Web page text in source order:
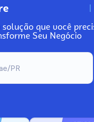
N
que você
Seu Negócio